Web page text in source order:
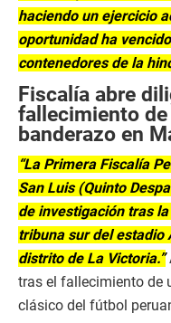
haciendo un ejercicio
oportunidad ha
contenedores de la
Fiscalía abre
fallecimiento
banderazo en
“La Primera Fiscalía
San Luis (Quinto
de investigación tras
tribuna sur del estadio
distrito de La Victoria.”
tras el fallecimiento de
clásico del fútbol